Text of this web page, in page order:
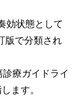
効状態として
版で分類され
療ガイドライ
ます。